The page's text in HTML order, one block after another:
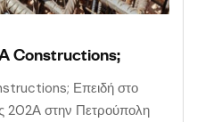
Constructions;
Επειδή στο
202Α στην Πετρούπολη